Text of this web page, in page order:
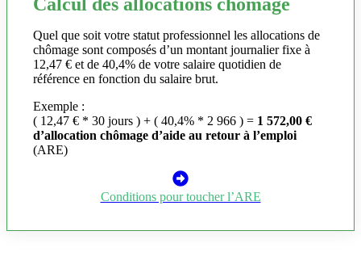
Quel que soit votre statut professionnel les allocations de
chômage sont composés d’un montant journalier fixe à
12,47 € et de 40,4% de votre salaire quotidien de
référence en fonction du salaire brut.
Exemple :
( 12,47 € * 30 jours ) + ( 40,4% * 2 966 ) = 1 572,00 €
d’allocation chômage d’aide au retour à l’emploi
(ARE)
Conditions pour toucher l’ARE